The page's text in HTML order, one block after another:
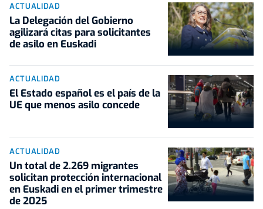
ACTUALIDAD
La Delegación del Gobierno
agilizará citas para solicitantes
de asilo en Euskadi
ACTUALIDAD
El Estado español es el país de la
UE que menos asilo concede
ACTUALIDAD
Un total de 2.269 migrantes
solicitan protección internacional
en Euskadi en el primer trimestre
de 2025